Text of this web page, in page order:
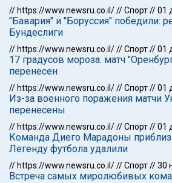
// https://www.newsru.co.il///Спорт//01
"Бавария" и "Боруссия" победили:
Бундеслиги
// https://www.newsru.co.il///Спорт//01
17 градусов мороза: матч
перенесен
// https://www.newsru.co.il///Спорт//01
Из-за военного поражения матчи
перенесены
// https://www.newsru.co.il///Спорт//01
Команда Диего Марадоны
Легенду футбола удалили
// https://www.newsru.co.il///Спорт//30
Встреча самых миролюбивых